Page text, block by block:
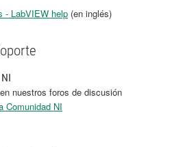
- LabVIEW help (en inglés)
nuestros foros de discusión
Comunidad NI